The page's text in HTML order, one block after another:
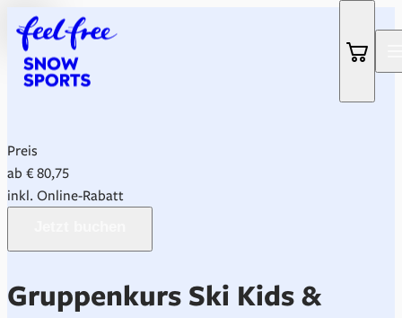
Preis
ab € 80,75
inkl. Online-Rabatt
Gruppenkurs Ski Kids &